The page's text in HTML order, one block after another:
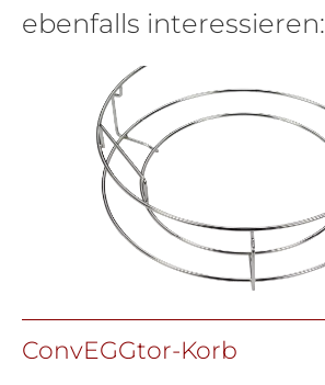
ebenfalls interessieren:
ConvEGGtor-Korb